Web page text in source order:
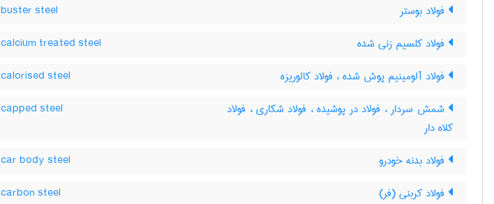
فولاد بوستر buster steel
فولاد کلسیم زنی شده calcium treated steel
فولاد آلومینیم پوش شده ، فولاد کالوریزه calorised steel
شمش سردار ، فولاد در پوشیده ، فولاد شکاری ، فولاد
کلاه دار
capped steel
فولاد بدنه خودرو car body steel
فولاد کربنی (فر) carbon steel